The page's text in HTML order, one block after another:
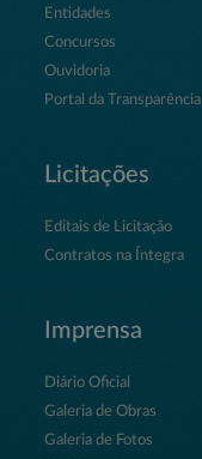
Entidades
Concursos
Ouvidoria
Portal da Transparência
Licitações
Editais de Licitação
Contratos na Íntegra
Imprensa
Diário Oficial
Galeria de Obras
Galeria de Fotos